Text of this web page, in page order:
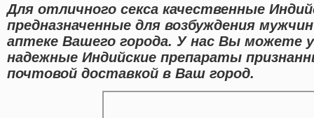
Для отличного секса качественные
предназначенные для возбуждения
аптеке Вашего города. У нас Вы можете
надежные Индийские препараты
почтовой доставкой в Ваш город.